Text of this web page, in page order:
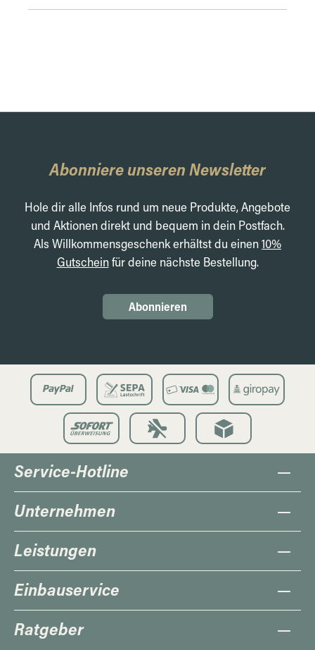
Abonniere unseren Newsletter
Hole dir alle Infos rund um neue Produkte, Angebote
und Aktionen direkt und bequem in dein Postfach.
Als Willkommensgeschenk erhältst du einen10%
Gutscheinfür deine nächste Bestellung.
Abonnieren
Service-Hotline
Unternehmen
Leistungen
Einbauservice
Ratgeber